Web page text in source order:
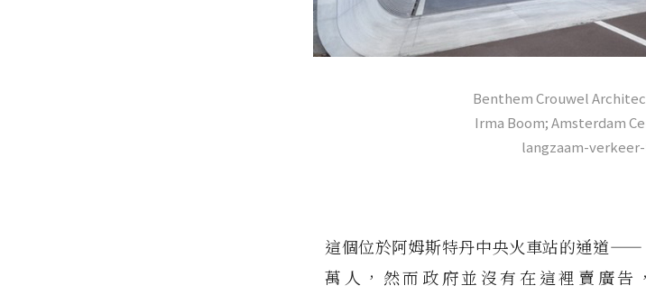
Benthem Crouwel
Irma Boom; Amsterdam
langzaam-
這個位於阿姆斯特丹中央火車站的通道——
萬人，然而政府並沒有在這裡賣廣告